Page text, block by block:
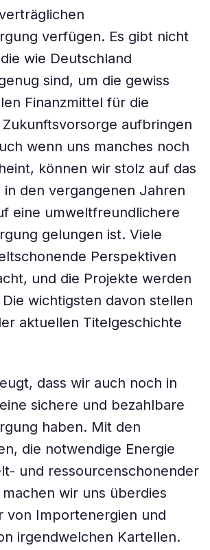
verfügen. Es gibt nicht
wie Deutschland
sind, um die gewiss
Finanzmittel für die
aufbringen
wenn uns manches noch
können wir stolz auf das
in den vergangenen Jahren
eine umweltfreundlichere
gelungen ist. Viele
Perspektiven
und die Projekte werden
wichtigsten davon stellen
aktuellen Titelgeschichte
dass wir auch noch in
sichere und bezahlbare
haben. Mit den
die notwendige Energie
und ressourcenschonender
wir uns überdies
von Importenergien und
irgendwelchen Kartellen.